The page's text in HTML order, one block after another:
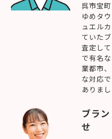
呉市宝
ゆめタ
ュエル
ていた
査定し
で有名
業都市
な対応
ありまし
ブラ
せ